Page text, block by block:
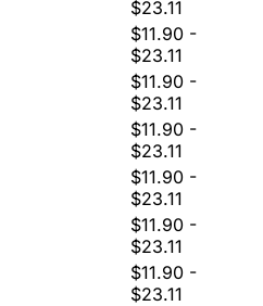
$23.11
$11.90 -
$23.11
$11.90 -
$23.11
$11.90 -
$23.11
$11.90 -
$23.11
$11.90 -
$23.11
$11.90 -
$23.11